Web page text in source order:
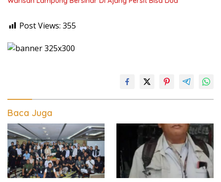
Post Views: 355
Baca Juga